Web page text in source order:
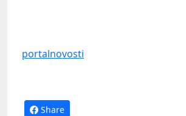
portalnovosti
Share